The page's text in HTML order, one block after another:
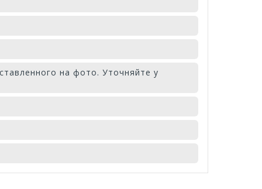
на фото. Уточняйте у